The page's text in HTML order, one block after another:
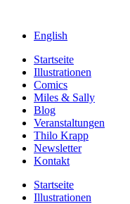
English
Startseite
Illustrationen
Comics
Miles & Sally
Blog
Veranstaltungen
Thilo Krapp
Newsletter
Kontakt
Startseite
Illustrationen